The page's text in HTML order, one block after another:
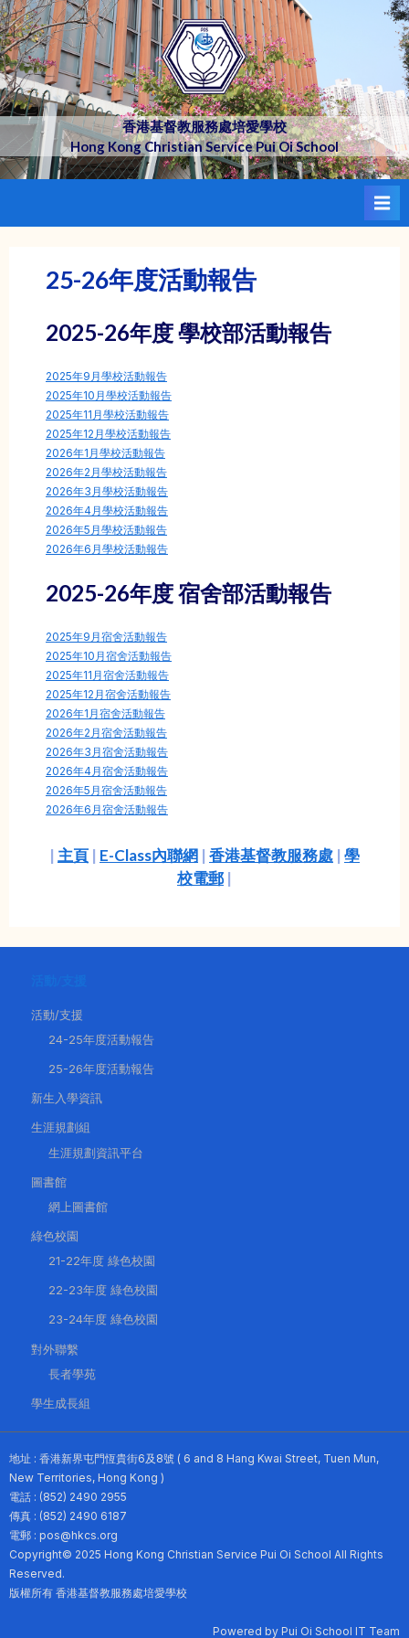
Skip
to
content
香港基督教服務處培愛學校
Hong Kong Christian Service Pui Oi School
25-26年度活動報告
2025-26年度 學校部活動報告
2025年9月學校活動報告
2025年10月學校活動報告
2025年11月學校活動報告
2025年12月學校活動報告
2026年1月學校活動報告
2026年2月學校活動報告
2026年3月學校活動報告
2026年4月學校活動報告
2026年5月學校活動報告
2026年6月學校活動報告
2025-26年度 宿舍部活動報告
2025年9月宿舍活動報告
2025年10月宿舍活動報告
2025年11月宿舍活動報告
2025年12月宿舍活動報告
2026年1月宿舍活動報告
2026年2月宿舍活動報告
2026年3月宿舍活動報告
2026年4月宿舍活動報告
2026年5月宿舍活動報告
2026年6月宿舍活動報告
| 主頁 | E-Class內聯網 | 香港基督教服務處 | 學
校電郵 |
活動/支援
24-25年度活動報告
25-26年度活動報告
新生入學資訊
生涯規劃組
生涯規劃資訊平台
圖書館
網上圖書館
綠色校園
21-22年度 綠色校園
22-23年度 綠色校園
23-24年度 綠色校園
對外聯繫
長者學苑
學生成長組
地址 : 香港新界屯門恆貴街6及8號 ( 6 and 8 Hang Kwai Street, Tuen Mun,
New Territories, Hong Kong )
電話 : (852) 2490 2955
傳真 : (852) 2490 6187
電郵 : pos@hkcs.org
Copyright© 2025 Hong Kong Christian Service Pui Oi School All Rights
Reserved.
版權所有 香港基督教服務處培愛學校
Powered by Pui Oi School IT Team